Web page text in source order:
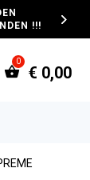
!!!
€ 0,00